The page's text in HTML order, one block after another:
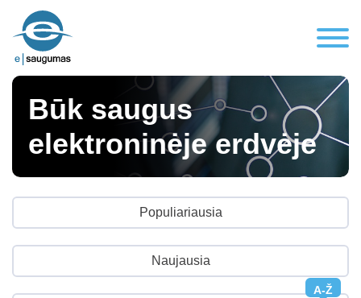
Būk saugus
elektroninėje erdvėje
Populiariausia
Naujausia
A-Ž